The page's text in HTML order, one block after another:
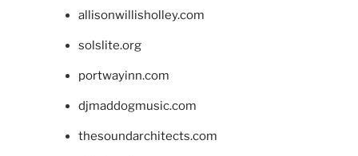
allisonwillisholley.com
solslite.org
portwayinn.com
djmaddogmusic.com
thesoundarchitects.com